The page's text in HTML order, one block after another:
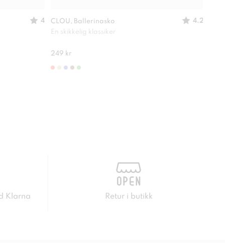
4 CLOU, Ballerinasko
4.2
En skikkelig klassiker
249 kr
Klarna Retur i butikk